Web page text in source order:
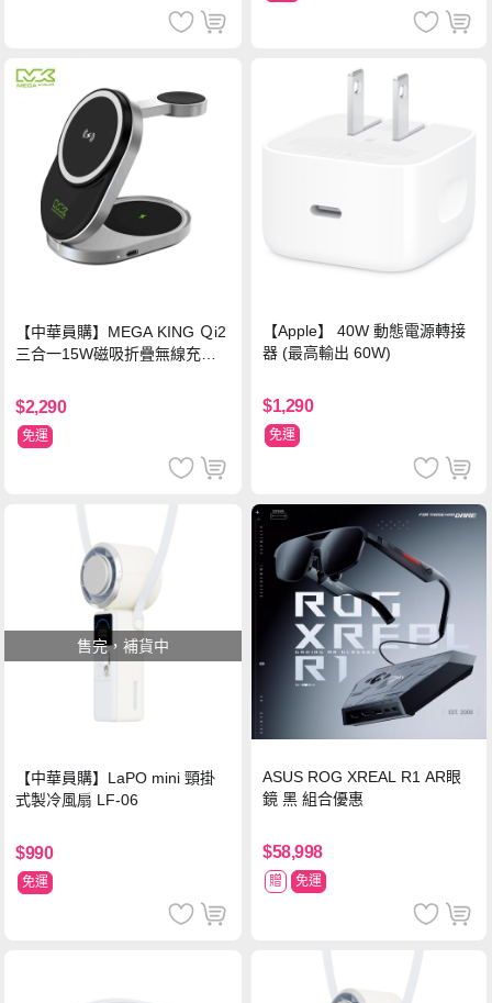
【中華員購】MEGA KING Ｑi2
三合一15W磁吸折疊無線充電
$2,290
免運
【Apple】 40W 動態電源轉接
器 (最高輸出 60W)
$1,290
免運
售完，補貨中
【中華員購】LaPO mini 頸掛
式製冷風扇 LF-06
$990
免運
ASUS ROG XREAL R1 AR眼
鏡 黑 組合優惠
$58,998
贈 免運